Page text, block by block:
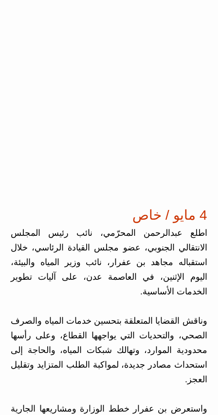
4 مايو / خاص
اطلع عبدالرحمن المحرّمي، نائب رئيس المجلس
الانتقالي الجنوبي، عضو مجلس القيادة الرئاسي، خلال
استقباله مجاهد بن عفرار، نائب وزير المياه والبيئة،
اليوم الإثنين، في العاصمة عدن، على آليات تطوير
الخدمات الأساسية.
وناقش القضايا المتعلقة بتحسين خدمات المياه والصرف
الصحي، والتحديات التي يواجهها القطاع، وعلى رأسها
محدودية الموارد، وتهالك شبكات المياه، والحاجة إلى
استحداث مصادر جديدة، لمواكبة الطلب المتزايد وتقليل
العجز.
واستعرض بن عفرار خطط الوزارة ومشاريعها الجارية